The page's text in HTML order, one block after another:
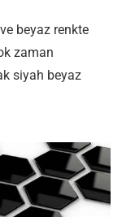
beyaz renkte
zaman
siyah beyaz